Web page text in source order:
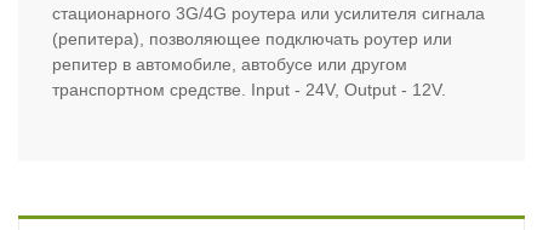
стационарного 3G/4G роутера или усилителя сигнала
(репитера), позволяющее подключать роутер или
репитер в автомобиле, автобусе или другом
транспортном средстве. Input - 24V, Output - 12V.